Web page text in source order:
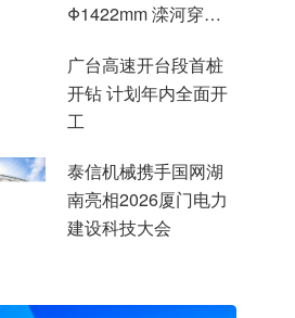
Φ1422mm 滦河穿越
广台高速开台段首桩
开钻 计划年内全面开
工
泰信机械携手国网湖
南亮相2026厦门电力
建设科技大会